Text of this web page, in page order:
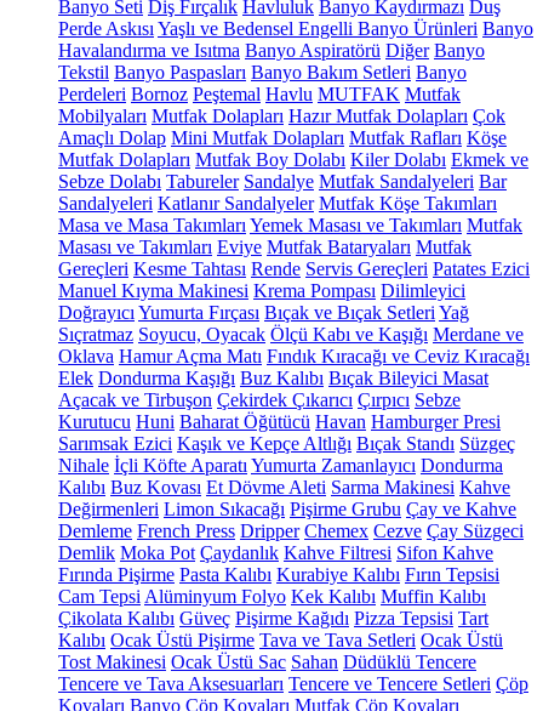
Banyo Seti Diş Fırçalık Havluluk Banyo Kaydırmazı Duş
Perde Askısı Yaşlı ve Bedensel Engelli Banyo Ürünleri Banyo
Havalandırma ve Isıtma Banyo Aspiratörü Diğer Banyo
Tekstil Banyo Paspasları Banyo Bakım Setleri Banyo
Perdeleri Bornoz Peştemal Havlu MUTFAK Mutfak
Mobilyaları Mutfak Dolapları Hazır Mutfak Dolapları Çok
Amaçlı Dolap Mini Mutfak Dolapları Mutfak Rafları Köşe
Mutfak Dolapları Mutfak Boy Dolabı Kiler Dolabı Ekmek ve
Sebze Dolabı Tabureler Sandalye Mutfak Sandalyeleri Bar
Sandalyeleri Katlanır Sandalyeler Mutfak Köşe Takımları
Masa ve Masa Takımları Yemek Masası ve Takımları Mutfak
Masası ve Takımları Eviye Mutfak Bataryaları Mutfak
Gereçleri Kesme Tahtası Rende Servis Gereçleri Patates Ezici
Manuel Kıyma Makinesi Krema Pompası Dilimleyici
Doğrayıcı Yumurta Fırçası Bıçak ve Bıçak Setleri Yağ
Sıçratmaz Soyucu, Oyacak Ölçü Kabı ve Kaşığı Merdane ve
Oklava Hamur Açma Matı Fındık Kıracağı ve Ceviz Kıracağı
Elek Dondurma Kaşığı Buz Kalıbı Bıçak Bileyici Masat
Açacak ve Tirbuşon Çekirdek Çıkarıcı Çırpıcı Sebze
Kurutucu Huni Baharat Öğütücü Havan Hamburger Presi
Sarımsak Ezici Kaşık ve Kepçe Altlığı Bıçak Standı Süzgeç
Nihale İçli Köfte Aparatı Yumurta Zamanlayıcı Dondurma
Kalıbı Buz Kovası Et Dövme Aleti Sarma Makinesi Kahve
Değirmenleri Limon Sıkacağı Pişirme Grubu Çay ve Kahve
Demleme French Press Dripper Chemex Cezve Çay Süzgeci
Demlik Moka Pot Çaydanlık Kahve Filtresi Sifon Kahve
Fırında Pişirme Pasta Kalıbı Kurabiye Kalıbı Fırın Tepsisi
Cam Tepsi Alüminyum Folyo Kek Kalıbı Muffin Kalıbı
Çikolata Kalıbı Güveç Pişirme Kağıdı Pizza Tepsisi Tart
Kalıbı Ocak Üstü Pişirme Tava ve Tava Setleri Ocak Üstü
Tost Makinesi Ocak Üstü Sac Sahan Düdüklü Tencere
Tencere ve Tava Aksesuarları Tencere ve Tencere Setleri Çöp
Kovaları Banyo Çöp Kovaları Mutfak Çöp Kovaları